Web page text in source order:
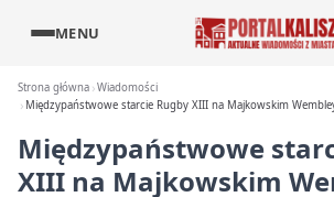
MENU
Strona główna Wiadomości
Międzypaństwowe starcie Rugby XIII na Majkowskim
Międzypaństwowe
XIII na Majkowskim